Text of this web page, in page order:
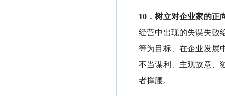
10．树立对企业家的正
经营中出现的失误失败
等为目标、在企业发展
不当谋利、主观故意、
者撑腰。